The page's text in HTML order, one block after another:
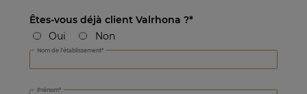
Êtes-vous déjà client Valrhona ?
Oui
Non
Où achetez-vous nos produits ?
Nom de l'établissement
Prénom